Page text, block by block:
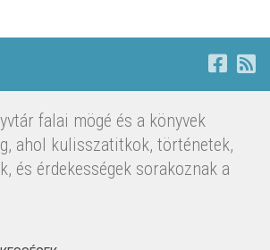
falai mögé és a könyvek
ahol kulisszatitkok, történetek,
és érdekességek sorakoznak a